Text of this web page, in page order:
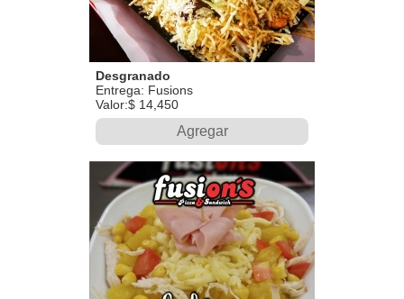
Desgranado
Entrega: Fusions
Valor:$ 14,450
Agregar